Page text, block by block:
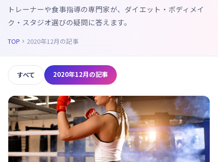
トレーナーや食事指導の専門家が、ダイエット・ボディメイ
ク・スタジオ選びの疑問に答えます。
TOP  2020年12月の記事
すべて 2020年12月の記事